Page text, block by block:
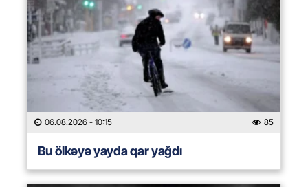
06.08.2026 - 10:15 85
Bu ölkəyə yayda qar yağdı